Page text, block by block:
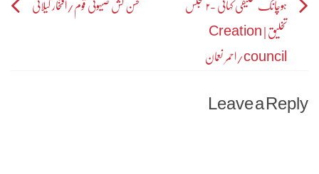
Post
navigation
ہوچانک تخلیقی کہانی -۲ مجلس
تخلیق | Creation
council/احمر نعمان
محسن کش صیہونی قوم/افتخار گیلانی
Leave a Reply